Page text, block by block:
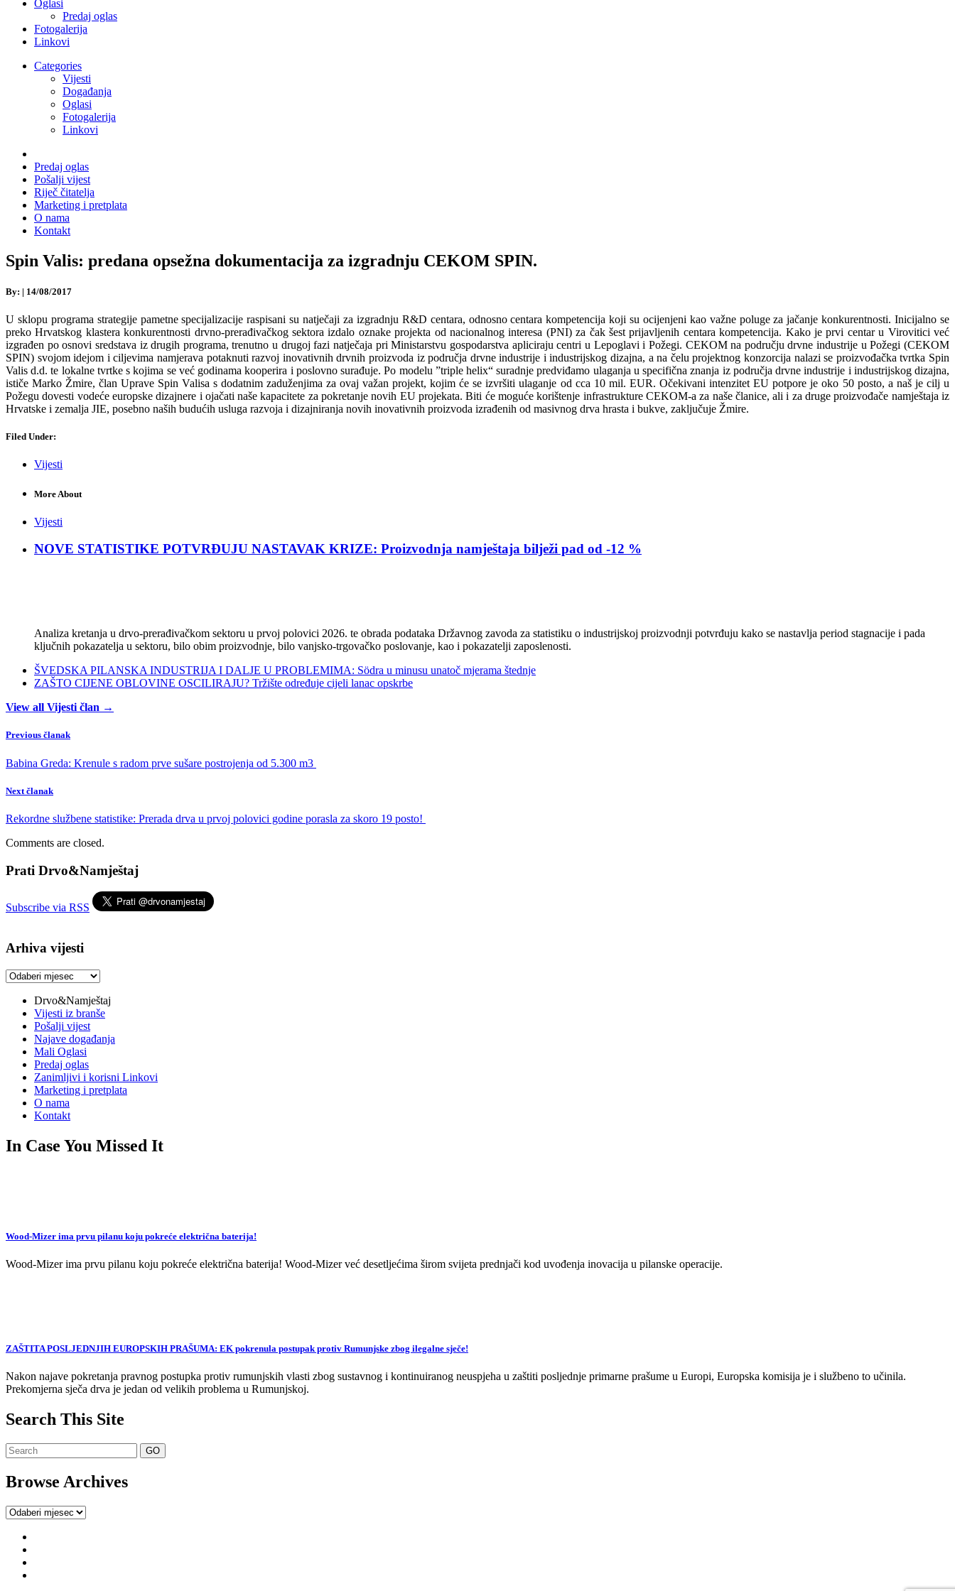
Oglasi
Predaj oglas
Fotogalerija
Linkovi
Categories
Vijesti
Događanja
Oglasi
Fotogalerija
Linkovi
Predaj oglas
Pošalji vijest
Riječ čitatelja
Marketing i pretplata
O nama
Kontakt
Spin Valis: predana opsežna dokumentacija za izgradnju CEKOM SPIN.
By: | 14/08/2017
U sklopu programa strategije pametne specijalizacije raspisani su natječaji za izgradnju R&D centara, odnosno centara kompetencija koji su ocijenjeni kao važne poluge za jačanje konkurentnosti. Inicijalno se
preko Hrvatskog klastera konkurentnosti drvno-prerađivačkog sektora izdalo oznake projekta od nacionalnog interesa (PNI) za čak šest prijavljenih centara kompetencija. Kako je prvi centar u Virovitici već
izgrađen po osnovi sredstava iz drugih programa, trenutno u drugoj fazi natječaja pri Ministarstvu gospodarstva apliciraju centri u Lepoglavi i Požegi. CEKOM na području drvne industrije u Požegi (CEKOM
SPIN) svojom idejom i ciljevima namjerava potaknuti razvoj inovativnih drvnih proizvoda iz područja drvne industrije i industrijskog dizajna, a na čelu projektnog konzorcija nalazi se proizvođačka tvrtka Spin
Valis d.d. te lokalne tvrtke s kojima se već godinama kooperira i poslovno surađuje. Po modelu ”triple helix“ suradnje predviđamo ulaganja u specifična znanja iz područja drvne industrije i industrijskog dizajna,
ističe Marko Žmire, član Uprave Spin Valisa s dodatnim zaduženjima za ovaj važan projekt, kojim će se izvršiti ulaganje od cca 10 mil. EUR. Očekivani intenzitet EU potpore je oko 50 posto, a naš je cilj u
Požegu dovesti vodeće europske dizajnere i ojačati naše kapacitete za pokretanje novih EU projekata. Biti će moguće korištenje infrastrukture CEKOM-a za naše članice, ali i za druge proizvođače namještaja iz
Hrvatske i zemalja JIE, posebno naših budućih usluga razvoja i dizajniranja novih inovativnih proizvoda izrađenih od masivnog drva hrasta i bukve, zaključuje Žmire.
Filed Under:
Vijesti
More About
Vijesti
NOVE STATISTIKE POTVRĐUJU NASTAVAK KRIZE: Proizvodnja namještaja bilježi pad od -12 %
Analiza kretanja u drvo-prerađivačkom sektoru u prvoj polovici 2026. te obrada podataka Državnog zavoda za statistiku o industrijskoj proizvodnji potvrđuju kako se nastavlja period stagnacije i pada
ključnih pokazatelja u sektoru, bilo obim proizvodnje, bilo vanjsko-trgovačko poslovanje, kao i pokazatelji zaposlenosti.
ŠVEDSKA PILANSKA INDUSTRIJA I DALJE U PROBLEMIMA: Södra u minusu unatoč mjerama štednje
ZAŠTO CIJENE OBLOVINE OSCILIRAJU? Tržište određuje cijeli lanac opskrbe
View all Vijesti član →
Previous članak
Babina Greda: Krenule s radom prve sušare postrojenja od 5.300 m3
Next članak
Rekordne službene statistike: Prerada drva u prvoj polovici godine porasla za skoro 19 posto!
Comments are closed.
Prati Drvo&Namještaj
Subscribe via RSS
Arhiva vijesti
Arhiva
Drvo&Namještaj
Vijesti iz branše
Pošalji vijest
Najave događanja
Mali Oglasi
Predaj oglas
Zanimljivi i korisni Linkovi
Marketing i pretplata
O nama
Kontakt
In Case You Missed It
Wood-Mizer ima prvu pilanu koju pokreće električna baterija!
Wood-Mizer ima prvu pilanu koju pokreće električna baterija! Wood-Mizer već desetljećima širom svijeta prednjači kod uvođenja inovacija u pilanske operacije.
ZAŠTITA POSLJEDNJIH EUROPSKIH PRAŠUMA: EK pokrenula postupak protiv Rumunjske zbog ilegalne sječe!
Nakon najave pokretanja pravnog postupka protiv rumunjskih vlasti zbog sustavnog i kontinuiranog neuspjeha u zaštiti posljednje primarne prašume u Europi, Europska komisija je i službeno to učinila.
Prekomjerna sječa drva je jedan od velikih problema u Rumunjskoj.
Search This Site
Browse Archives
Browse